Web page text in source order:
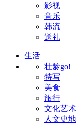
影视
音乐
韩流
送礼
生活
壮龄go!
特写
美食
旅行
文化艺术
人文史地